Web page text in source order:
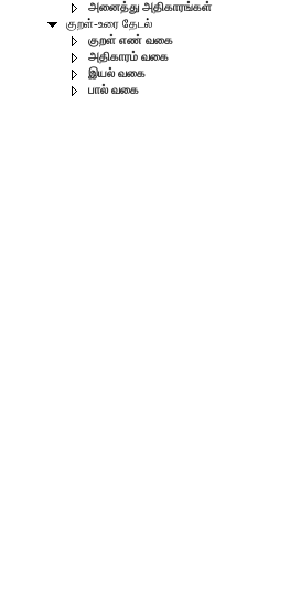
அனைத்து அதிகாரங்கள்
குறள்-உரை தேடல்
குறள் எண் வகை
அதிகாரம் வகை
இயல் வகை
பால் வகை